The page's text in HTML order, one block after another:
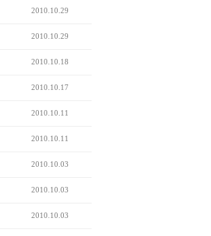
2010.10.29
2010.10.29
2010.10.18
2010.10.17
2010.10.11
2010.10.11
2010.10.03
2010.10.03
2010.10.03